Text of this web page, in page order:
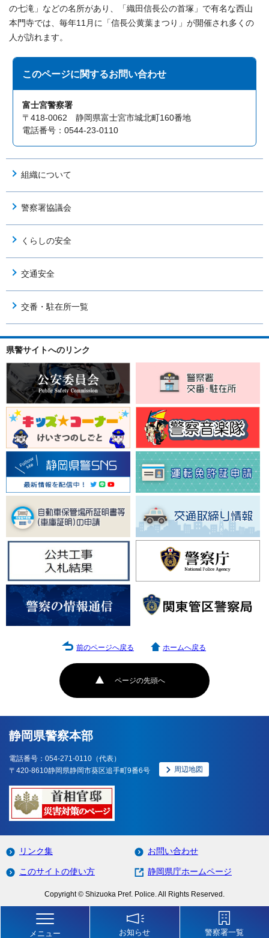
の七滝」などの名所があり、「織田信長公の首塚」で有名な西山
本門寺では、毎年11月に「信長公黄葉まつり」が開催され多くの
人が訪れます。
このページに関するお問い合わせ
富士宮警察署
〒418-0062 静岡県富士宮市城北町160番地
電話番号：0544-23-0110
組織について
警察署協議会
くらしの安全
交通安全
交番・駐在所一覧
県警サイトへのリンク
ページの先頭へ
前のページへ戻る ホームへ戻る
メニュー お知らせ 警察署一覧
静岡県警察本部
電話番号：054-271-0110（代表）
〒420-8610静岡県静岡市葵区追手町9番6号
周辺地図
リンク集 お問い合わせ
このサイトの使い方 静岡県庁ホームページ
Copyright © Shizuoka Pref. Police. All Rights Reserved.